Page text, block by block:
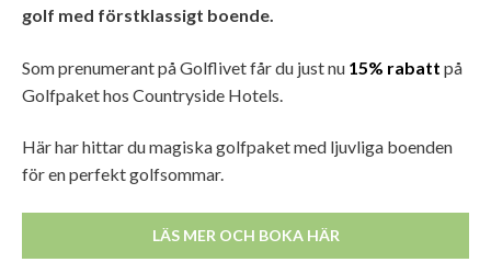
golf med förstklassigt boende.
Som prenumerant på Golflivet får du just nu 15% rabatt på
Golfpaket hos Countryside Hotels.
Här har hittar du magiska golfpaket med ljuvliga boenden
för en perfekt golfsommar.
LÄS MER OCH BOKA HÄR